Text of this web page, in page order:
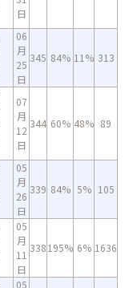
日
06
月
25
日
345 84% 11% 313
07
月
12
日
344 60% 48% 89
05
月
26
日
339 84% 5% 105
05
月
11
日
338195% 6% 1636
05